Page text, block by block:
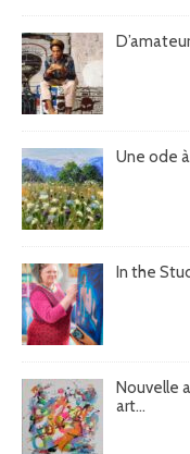
Une ode
In the
Nouvelle
art...